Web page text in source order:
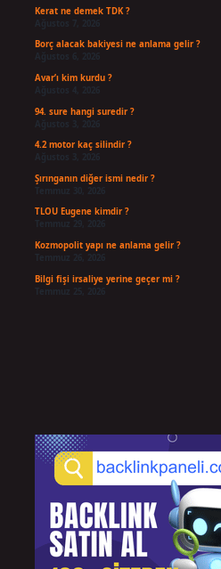
Kerat ne demek TDK ?
Ağustos 7, 2026
Borç alacak bakiyesi ne anlama gelir ?
Ağustos 6, 2026
Avar’ı kim kurdu ?
Ağustos 4, 2026
94. sure hangi suredir ?
Ağustos 3, 2026
4.2 motor kaç silindir ?
Ağustos 3, 2026
Şırınganın diğer ismi nedir ?
TLOU Eugene kimdir ?
Temmuz 29, 2026
Kozmopolit yapı ne anlama gelir ?
Bilgi fişi irsaliye yerine geçer mi ?
Temmuz 25, 2026